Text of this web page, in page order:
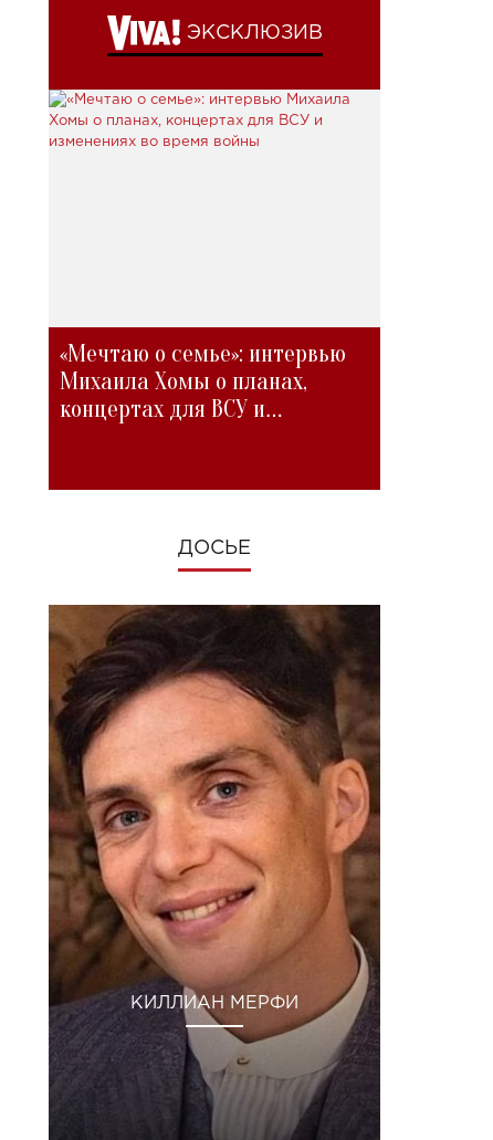
ЭКСКЛЮЗИВ
«Мечтаю о семье»: интервью
Михаила Хомы о планах,
концертах для ВСУ и
ДОСЬЕ
КИЛЛИАН МЕРФИ